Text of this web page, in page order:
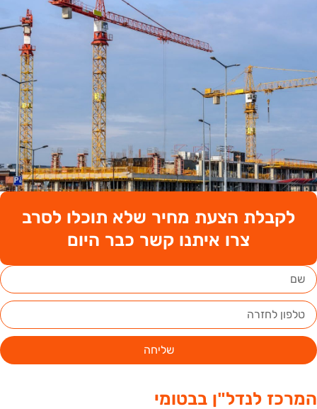
לקבלת הצעת מחיר שלא תוכלו לסרב
צרו איתנו קשר כבר היום
שליחה
לנדל"ן בבטומי